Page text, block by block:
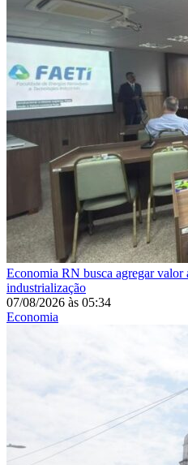
Economia RN busca agregar valor
industrialização
07/08/2026 às 05:34
Economia